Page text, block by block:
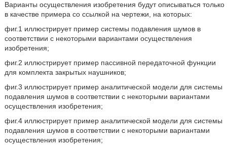
Варианты осуществления изобретения будут описываться только
в качестве примера со ссылкой на чертежи, на которых:
фиг.1 иллюстрирует пример системы подавления шумов в
соответствии с некоторыми вариантами осуществления
изобретения;
фиг.2 иллюстрирует пример пассивной передаточной функции
для комплекта закрытых наушников;
фиг.3 иллюстрирует пример аналитической модели для системы
подавления шумов в соответствии с некоторыми вариантами
осуществления изобретения;
фиг.4 иллюстрирует пример аналитической модели для системы
подавления шумов в соответствии с некоторыми вариантами
осуществления изобретения;